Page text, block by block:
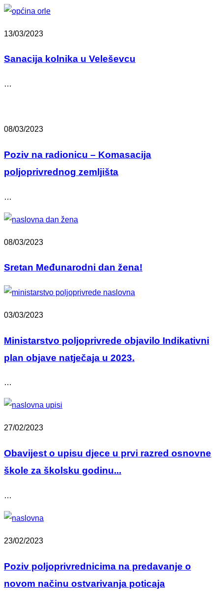
13/03/2023
Sanacija kolnika u Veleševcu
…
08/03/2023
Poziv na radionicu – Komasacija
poljoprivrednog zemljišta
…
08/03/2023
Sretan Međunarodni dan žena!
03/03/2023
Ministarstvo poljoprivrede objavilo Indikativni
plan objave natječaja u 2023.
…
27/02/2023
Obavijest o upisu djece u prvi razred osnovne
škole za školsku godinu...
…
23/02/2023
Poziv poljoprivrednicima na predavanje o
novom načinu ostvarivanja poticaja